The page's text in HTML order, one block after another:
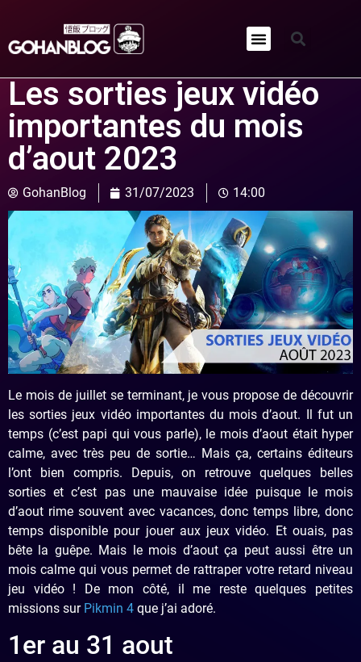
Les sorties jeux vidéo
importantes du mois
d’aout 2023
GohanBlog 31/07/2023 14:00
Le mois de juillet se terminant, je vous propose de découvrir
les sorties jeux vidéo importantes du mois d’aout. Il fut un
temps (c’est papi qui vous parle), le mois d’aout était hyper
calme, avec très peu de sortie… Mais ça, certains éditeurs
l’ont bien compris. Depuis, on retrouve quelques belles
sorties et c’est pas une mauvaise idée puisque le mois
d’aout rime souvent avec vacances, donc temps libre, donc
temps disponible pour jouer aux jeux vidéo. Et ouais, pas
bête la guêpe. Mais le mois d’aout ça peut aussi être un
mois calme qui vous permet de rattraper votre retard niveau
jeu vidéo ! De mon côté, il me reste quelques petites
missions sur Pikmin 4 que j’ai adoré.
1er au 31 aout